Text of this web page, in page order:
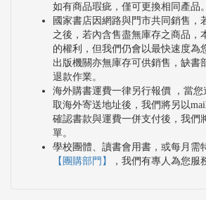
如有商品瑕疵，僅可更換相同產品。
國家書店因網路與門市共同銷售，
之後，若內含售盡無庫存之商品，
的權利，但我們仍會以最快速度為
出版機關亦無庫存可供銷售，缺書
退款作業。
海外購書運費一律另行報價 ，當
取海外寄送地址後，我們將另以
確認書款與運費一併支付後，我們
單。
學校團體、讀書會用書，或每月需
【團購部門】
，我們有專人為您服